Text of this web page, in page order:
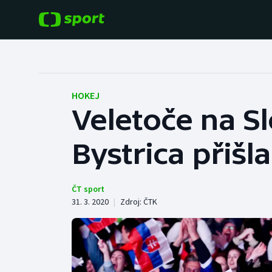
Hokej
Tenis
Cyklistika
Baseball a softbal
Basketbal
Boby a skeleton
Box
HOKEJ
Veletoče na
Bystrica
ČT sport
31. 3. 2020 | Zdroj: ČTK